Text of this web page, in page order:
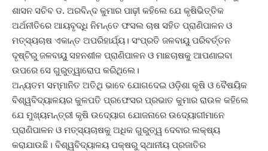
ଶାସନ ସଚିବ ଡ. ଅରବିନ୍ଦ କୁମାର ପାଢ଼ୀ କହିଲେ ଯେ କୃଷିଭିତ୍ତିକ
ଅର୍ଥନୀତିରେ ଆୟବୃଦ୍ଧି ନିମନ୍ତେ ଫସଲ ଚାଷ ସହିତ ପ୍ରାଣିପାଳନ ଓ
ମତ୍ସ୍ୟଚାଷ ଏକାନ୍ତ ଅପରିହାର୍ଯ୍ୟ। ସଂପ୍ରତି ଜଳବାୟୁ ପରିବର୍ତ୍ତନ
ଦୃଷ୍ଟିରୁ ଜଳବାୟୁ ସହନଶୀଳ ପ୍ରାଣିପାଳନ ଓ ମାଛଚାଷକୁ ଆପଣାଇବା
ଉପରେ ସେ ଗୁରୁତ୍ୱାରୋପ କରିଥିଲେ।
ଅନ୍ୟତମ ସମ୍ମାନିତ ଅତିଥି ଭାବେ ଯୋଗଦେଇ ଓଡ଼ିଶା କୃଷି ଓ ବୈଷୟିକ
ବିଶ୍ୱବିଦ୍ୟାଳୟର କୁଳପତି ପ୍ରଫେସର ପ୍ରଭାତ କୁମାର ରାଉଳ କହିଲେ
ଯେ ମୁଖ୍ୟମନ୍ତ୍ରୀ କୃଷି ଉଦ୍ୟୋଗ ଯୋଜନାରେ ଉଦ୍ୟୋଗୀମାନେ
ପ୍ରାଣିପାଳନ ଓ ମତ୍ସ୍ୟଚାଷକୁ ଅଧିକ ଗୁରୁତ୍ୱ ଦେବାର ଲକ୍ଷ୍ୟ
କରାଯାଉଛି। ବିଶ୍ୱବିଦ୍ୟାଳୟ ପକ୍ଷରୁ ସ୍ଥାନୀୟ ପ୍ରଜାତିର